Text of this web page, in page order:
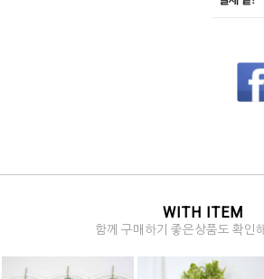
WITH ITEM
함께 구매하기 좋은상품도 확인